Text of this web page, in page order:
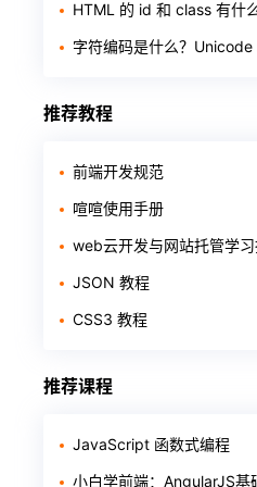
HTML 的 id 和 class 有什么区别
字符编码是什么？Unicode 和
推荐教程
前端开发规范
喧喧使用手册
web云开发与网站托管学
JSON 教程
CSS3 教程
推荐课程
JavaScript 函数式编程
小白学前端：AngularJS基